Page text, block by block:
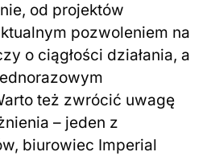
od projektów
pozwoleniem na
o ciągłości działania, a
też zwrócić uwagę
– jeden z
biurowiec Imperial